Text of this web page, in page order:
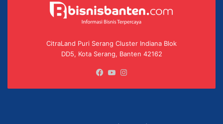
CitraLand Puri Serang Cluster Indiana Blok
DD5, Kota Serang, Banten 42162
Facebook
YouTube